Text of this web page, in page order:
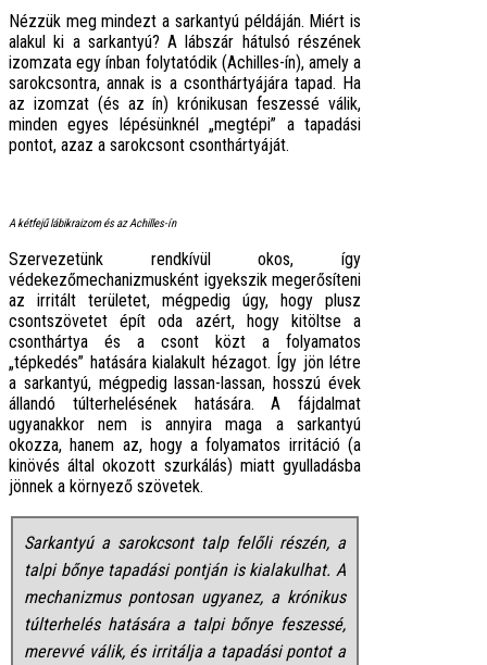
Nézzük meg mindezt a sarkantyú példáján. Miért is
alakul ki a sarkantyú? A lábszár hátulsó részének
izomzata egy ínban folytatódik (Achilles-ín), amely a
sarokcsontra, annak is a csonthártyájára tapad. Ha
az izomzat (és az ín) krónikusan feszessé válik,
minden egyes lépésünknél „megtépi” a tapadási
pontot, azaz a sarokcsont csonthártyáját.
A kétfejű lábikraizom és az Achilles-ín
Szervezetünk rendkívül okos, így
védekezőmechanizmusként igyekszik megerősíteni
az irritált területet, mégpedig úgy, hogy plusz
csontszövetet épít oda azért, hogy kitöltse a
csonthártya és a csont közt a folyamatos
„tépkedés” hatására kialakult hézagot. Így jön létre
a sarkantyú, mégpedig lassan-lassan, hosszú évek
állandó túlterhelésének hatására. A fájdalmat
ugyanakkor nem is annyira maga a sarkantyú
okozza, hanem az, hogy a folyamatos irritáció (a
kinövés által okozott szurkálás) miatt gyulladásba
jönnek a környező szövetek.
Sarkantyú a sarokcsont talp felőli részén, a
talpi bőnye tapadási pontján is kialakulhat. A
mechanizmus pontosan ugyanez, a krónikus
túlterhelés hatására a talpi bőnye feszessé,
merevvé válik, és irritálja a tapadási pontot a